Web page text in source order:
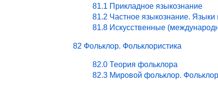
81.1 Прикладное языкознание
81.2 Частное языкознание. Языки
81.8 Искусственные
82 Фольклор. Фольклористика
82.0 Теория фольклора
82.3 Мировой фольклор.